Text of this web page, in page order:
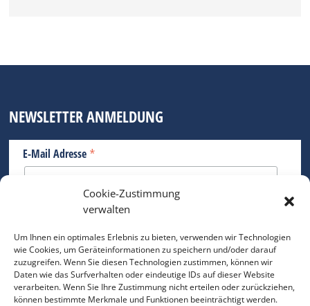
Cookie-Zustimmung
verwalten
Um Ihnen ein optimales Erlebnis zu bieten, verwenden wir Technologien
wie Cookies, um Geräteinformationen zu speichern und/oder darauf
zuzugreifen. Wenn Sie diesen Technologien zustimmen, können wir
Daten wie das Surfverhalten oder eindeutige IDs auf dieser Website
verarbeiten. Wenn Sie Ihre Zustimmung nicht erteilen oder zurückziehen,
können bestimmte Merkmale und Funktionen beeinträchtigt werden.
NEWSLETTER ANMELDUNG
E-Mail Adresse *
Bitte geben Sie Ihre E-Mail Adresse ein.
*